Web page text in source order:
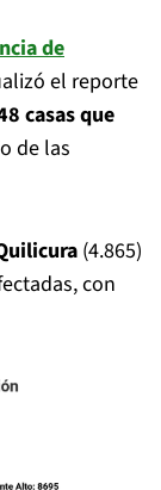
de
el reporte
casas que
de las
(4.865)
con